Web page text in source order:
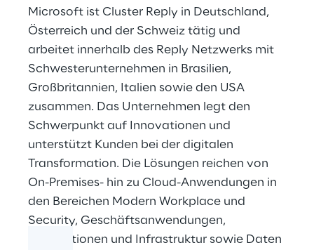
Microsoft ist Cluster Reply in Deutschland,
Österreich und der Schweiz tätig und
arbeitet innerhalb des Reply Netzwerks mit
Schwesterunternehmen in Brasilien,
Großbritannien, Italien sowie den USA
zusammen. Das Unternehmen legt den
Schwerpunkt auf Innovationen und
unterstützt Kunden bei der digitalen
Transformation. Die Lösungen reichen von
On-Premises- hin zu Cloud-Anwendungen in
den Bereichen Modern Workplace und
Security, Geschäftsanwendungen,
Applikationen und Infrastruktur sowie Daten